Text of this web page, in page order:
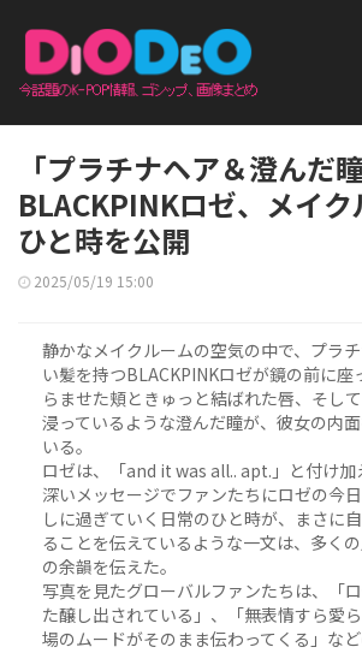
「プラチナヘア＆澄んだ
BLACKPINKロゼ、メイク
ひと時を公開
2025/05/19 15:00
静かなメイクルームの空気の中で、プラ
い髪を持つBLACKPINKロゼが鏡の前に座
らませた頬ときゅっと結ばれた唇、そし
浸っているような澄んだ瞳が、彼女の内
いる。
ロゼは、「and it was all.. apt.」と付け加
深いメッセージでファンたちにロゼの今
しに過ぎていく日常のひと時が、まさに
ることを伝えているような一文は、多く
の余韻を伝えた。
写真を見たグローバルファンたちは、「
た醸し出されている」、「無表情すら愛
場のムードがそのまま伝わってくる」など